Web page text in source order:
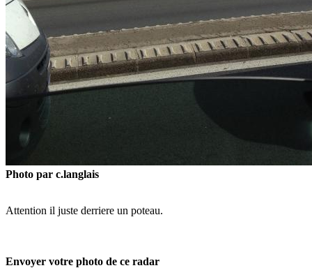
Photo par c.langlais
Attention il juste derriere un poteau.
Envoyer votre photo de ce radar